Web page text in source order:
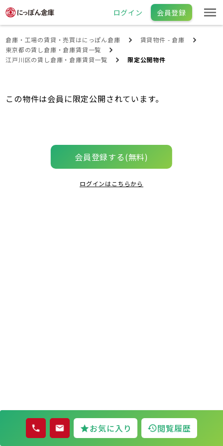
ログイン 会員登録
倉庫・工場の賃貸・売買はにっぽん倉庫
賃貸物件 - 倉庫
東京都の賃し倉庫・倉庫賃貸一覧
江戸川区の賃し倉庫・倉庫賃貸一覧
限定公開物件
お気に入り 閲覧履歴
この物件は会員に限定公開されています。
会員登録する(無料)
ログインはこちらから